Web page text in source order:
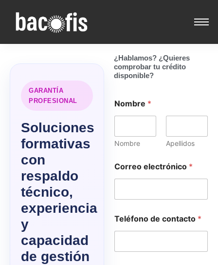
GARANTÍA
PROFESIONAL
Soluciones
formativas
con
respaldo
técnico,
experiencia
y
capacidad
de gestión
¿Hablamos? ¿Quieres
comprobar tu crédito
disponible?
Nombre *
Nombre Apellidos
o
m
r
d
e
e
e
Correo electrónico *
Teléfono de contacto *